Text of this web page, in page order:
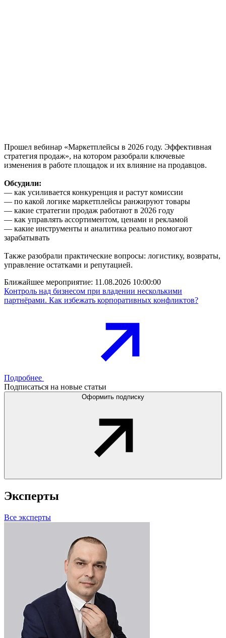
Прошел вебинар «Маркетплейсы в 2026 году. Эффективная
стратегия продаж», на котором разобрали ключевые
изменения в работе площадок и их влияние на продавцов.
Обсудили:
— как усиливается конкуренция и растут комиссии
— по какой логике маркетплейсы ранжируют товары
— какие стратегии продаж работают в 2026 году
— как управлять ассортиментом, ценами и рекламой
— какие инструменты и аналитика реально помогают
зарабатывать
Также разобрали практические вопросы: логистику, возвраты,
управление остатками и репутацией.
Ближайшее мероприятие: 11.08.2026 10:00:00
Контроль над бизнесом при владении несколькими
партнёрами. Как избежать корпоративных конфликтов?
Подробнее
Подписаться на новые статьи
Оформить подписку
Эксперты
Все эксперты